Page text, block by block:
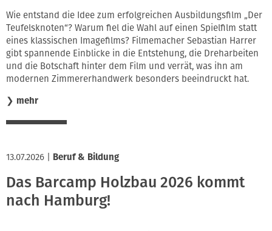
Wie entstand die Idee zum erfolgreichen Ausbildungsfilm „Der
Teufelsknoten“? Warum fiel die Wahl auf einen Spielfilm statt
eines klassischen Imagefilms? Filmemacher Sebastian Harrer
gibt spannende Einblicke in die Entstehung, die Dreharbeiten
und die Botschaft hinter dem Film und verrät, was ihn am
modernen Zimmererhandwerk besonders beeindruckt hat.
❯ mehr
13.07.2026 Beruf & Bildung
Das Barcamp Holzbau 2026 kommt
nach Hamburg!